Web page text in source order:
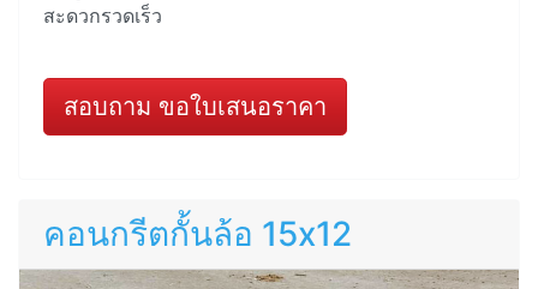
สะดวกรวดเร็ว
สอบถาม ขอใบเสนอราคา
คอนกรีตกั้นล้อ 15x12